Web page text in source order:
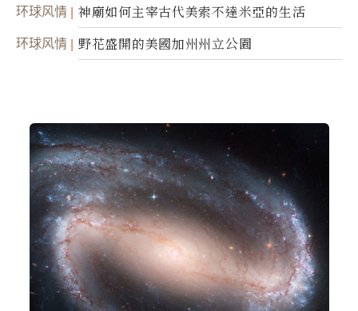
环球风情 神廟如何主宰古代美索不達米亞的生活
环球风情 野花盛開的美國加州州立公園